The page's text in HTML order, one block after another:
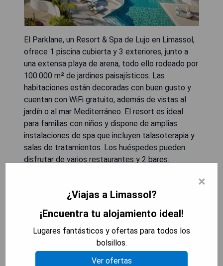
El Parklane, un Resort & Spa de Lujo en Limassol,
ofrece 1 piscina cubierta y 3 exteriores, junto a
una extensa playa de arena, todo ello rodeado por
100.000 m² de jardines paisajísticos. Las
habitaciones están decoradas con buen gusto y
cuentan con WiFi gratuito, además de vistas al
jardín o al mar Mediterráneo. El resort es ideal
para familias con niños y dispone de amplias
instalaciones de spa que incluyen talasoterapia y
salas de tratamientos. Los huéspedes pueden
disfrutar de varios restaurantes y 2 bares.
- Acceso directo a una larga playa arenosa.
- Amplio spa con tratamientos especializados.
- Opciones gastronómicas diversas.
- Entorno natural extenso y bien cuidado.
MOSTRAR PRECIOS
×
¿Viajas a Limassol?
¡Encuentra tu alojamiento ideal!
Lugares fantásticos y ofertas para todos los
bolsillos.
Ver ofertas